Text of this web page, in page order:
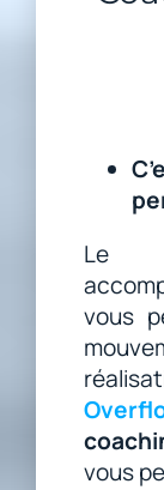
Le
vous
vous